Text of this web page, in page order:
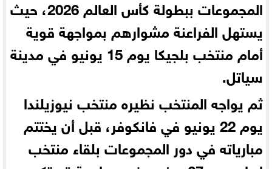
المجموعات ببطولة كأس العالم 2026، حيث
يستهل الفراعنة مشوارهم بمواجهة قوية
أمام منتخب بلجيكا يوم 15 يونيو في مدينة
سياتل.
ثم يواجه المنتخب نظيره منتخب نيوزيلندا
يوم 22 يونيو في فانكوفر، قبل أن يختتم
مبارياته في دور المجموعات بلقاء منتخب